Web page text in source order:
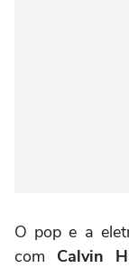
O pop e a
com Calvin